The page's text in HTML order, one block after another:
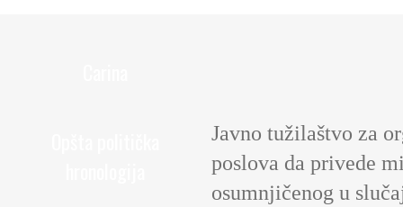
Javno tužilaštvo za
poslova da privede
osumnjičenog u